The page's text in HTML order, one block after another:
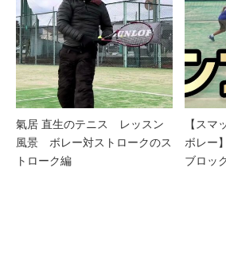
氣居 直生のテニス レッスン
風景 ボレー対ストロークのス
トローク編
【スマ
ボレー
ブロッ